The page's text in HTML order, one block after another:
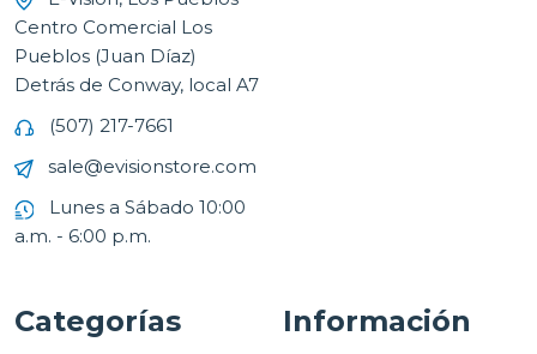
Centro Comercial Los
Pueblos (Juan Díaz)
Detrás de Conway, local A7
(507) 217-7661
sale@evisionstore.com
Lunes a Sábado 10:00
a.m. - 6:00 p.m.
Categorías Información